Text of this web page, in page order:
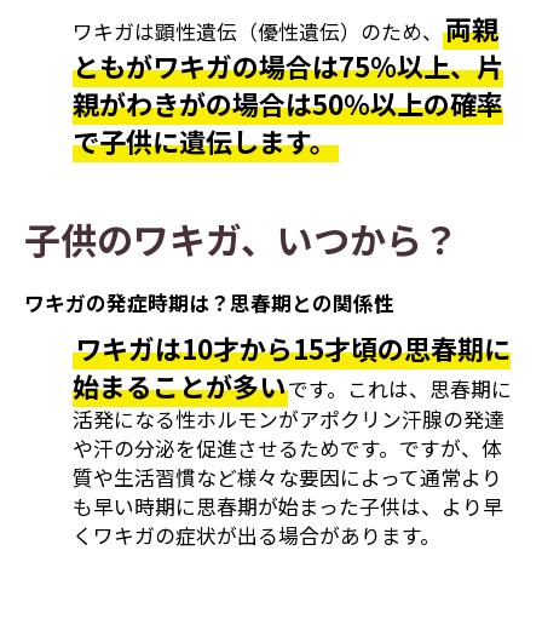
ワキガは顕性遺伝（優性遺伝）のため、 両親
ともがワキガの場合は75%以上、片
親がわきがの場合は50％以上の確率
で子供に遺伝します。
子供のワキガ、いつから？
ワキガの発症時期は？思春期との関係性
ワキガは10才から15才頃の思春期に
始まることが多いです。これは、思春期に
活発になる性ホルモンがアポクリン汗腺の発達
や汗の分泌を促進させるためです。ですが、体
質や生活習慣など様々な要因によって通常より
も早い時期に思春期が始まった子供は、より早
くワキガの症状が出る場合があります。